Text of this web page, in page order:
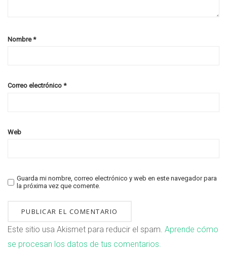
Nombre*
Correo electrónico *
Web
Guarda mi nombre, correo electrónico y web en este navegador para
la próxima vez que comente.
Este sitio usa Akismet para reducir el spam. Aprende cómo
se procesan los datos de tus comentarios.